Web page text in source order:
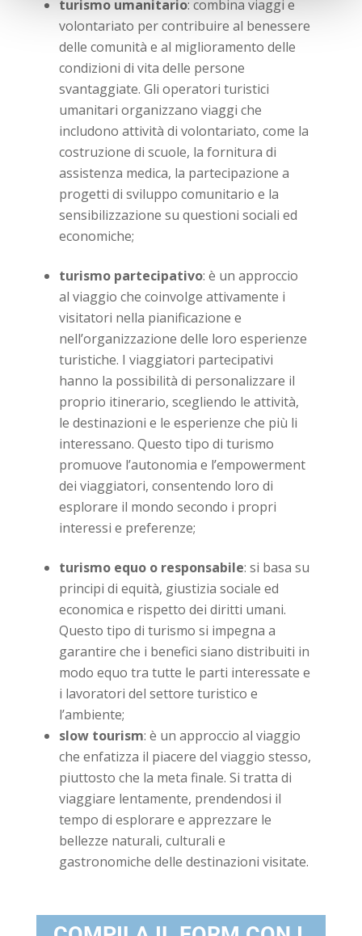
turismo umanitario: combina viaggi e
volontariato per contribuire al benessere
delle comunità e al miglioramento delle
condizioni di vita delle persone
svantaggiate. Gli operatori turistici
umanitari organizzano viaggi che
includono attività di volontariato, come la
costruzione di scuole, la fornitura di
assistenza medica, la partecipazione a
progetti di sviluppo comunitario e la
sensibilizzazione su questioni sociali ed
economiche;
turismo partecipativo: è un approccio
al viaggio che coinvolge attivamente i
visitatori nella pianificazione e
nell’organizzazione delle loro esperienze
turistiche. I viaggiatori partecipativi
hanno la possibilità di personalizzare il
proprio itinerario, scegliendo le attività,
le destinazioni e le esperienze che più li
interessano. Questo tipo di turismo
promuove l’autonomia e l’empowerment
dei viaggiatori, consentendo loro di
esplorare il mondo secondo i propri
interessi e preferenze;
turismo equo o responsabile: si basa su
principi di equità, giustizia sociale ed
economica e rispetto dei diritti umani.
Questo tipo di turismo si impegna a
garantire che i benefici siano distribuiti in
modo equo tra tutte le parti interessate e
i lavoratori del settore turistico e
l’ambiente;
slow tourism: è un approccio al viaggio
che enfatizza il piacere del viaggio stesso,
piuttosto che la meta finale. Si tratta di
viaggiare lentamente, prendendosi il
tempo di esplorare e apprezzare le
bellezze naturali, culturali e
gastronomiche delle destinazioni visitate.